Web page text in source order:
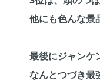
他にも色んな景
最後にジャンケ
なんとつづき最